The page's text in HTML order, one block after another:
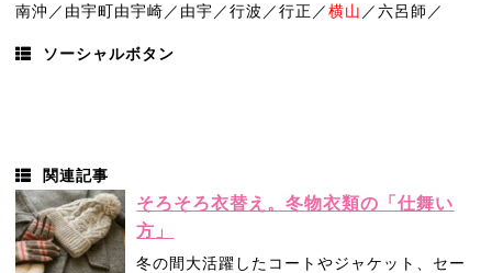
南沖／由宇町由宇崎／由宇／行波／行正／横山 ／六呂師／
ソーシャルボタン
関連記事
そろそろ衣替え。冬物衣類の「仕舞い
方」
冬の間大活躍したコートやジャケット、セー